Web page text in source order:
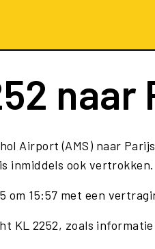
naar
Airport (AMS) naar
inmiddels ook vertrokken.
15:57 met een
KL 2252, zoals